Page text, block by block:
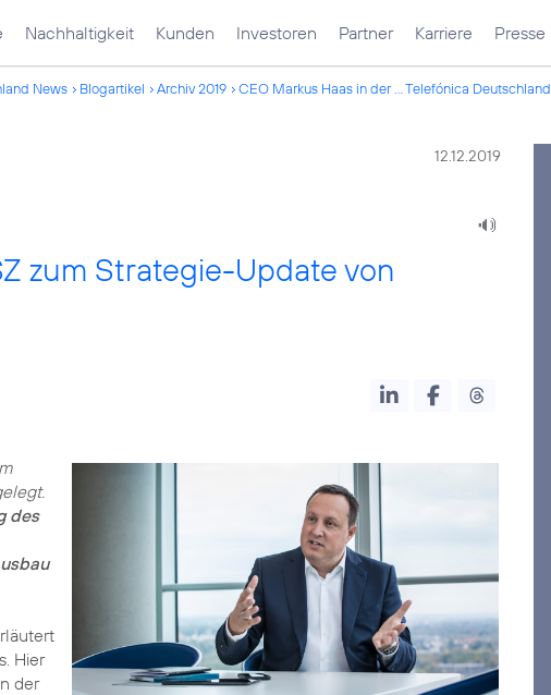
Nachhaltigkeit Kunden Investoren Partner Karriere Presse
News Blogartikel Archiv 2019 CEO Markus Haas in der ... Telefónica Deutschland
12.12.2019
zum Strategie-Update von
des
Hier
der